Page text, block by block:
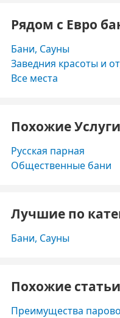
Рядом с Евро
Бани, Сауны
Заведния красоты и
Все места
Похожие
Русская парная
Общественные бани
Лучшие по
Бани, Сауны
Похожие статьи
Преимущества